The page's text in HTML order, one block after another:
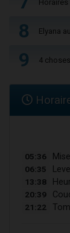
Horaires
8 Elyana
9 4
05:36
06:35
13:38
20:39
21:22